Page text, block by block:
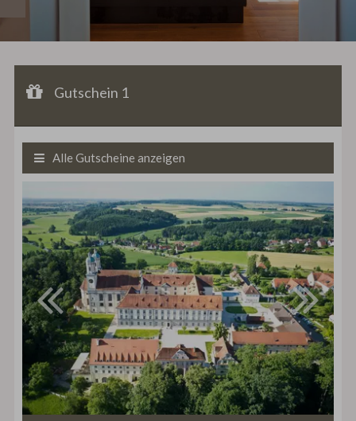
VERANSTALTUNGEN
Gutscheinwert:
Gutschein 1
Alle Gutscheine anzeigen